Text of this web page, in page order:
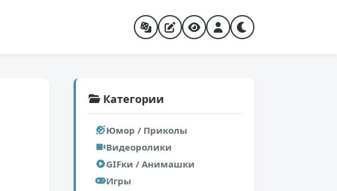
Категории
Юмор / Приколы
Видеоролики
GIFки / Анимашки
Игры